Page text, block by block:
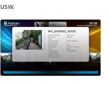
usw.